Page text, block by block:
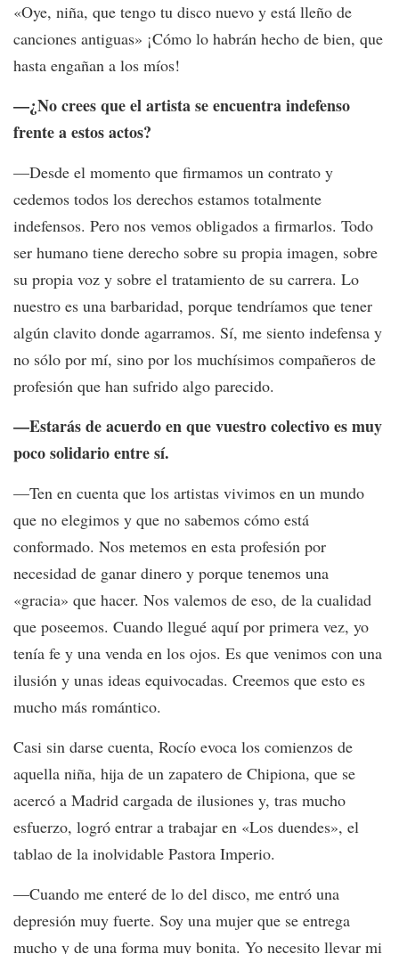
«Oye, niña, que tengo tu disco nuevo y está lleño de
canciones antiguas» ¡Cómo lo habrán hecho de bien, que
hasta engañan a los míos!
—¿No crees que el artista se encuentra indefenso
frente a estos actos?
—Desde el momento que firmamos un contrato y
cedemos todos los derechos estamos totalmente
indefensos. Pero nos vemos obligados a firmarlos. Todo
ser humano tiene derecho sobre su propia imagen, sobre
su propia voz y sobre el tratamiento de su carrera. Lo
nuestro es una barbaridad, porque tendríamos que tener
algún clavito donde agarramos. Sí, me siento indefensa y
no sólo por mí, sino por los muchísimos compañeros de
profesión que han sufrido algo parecido.
—Estarás de acuerdo en que vuestro colectivo es muy
poco solidario entre sí.
—Ten en cuenta que los artistas vivimos en un mundo
que no elegimos y que no sabemos cómo está
conformado. Nos metemos en esta profesión por
necesidad de ganar dinero y porque tenemos una
«gracia» que hacer. Nos valemos de eso, de la cualidad
que poseemos. Cuando llegué aquí por primera vez, yo
tenía fe y una venda en los ojos. Es que venimos con una
ilusión y unas ideas equivocadas. Creemos que esto es
mucho más romántico.
Casi sin darse cuenta, Rocío evoca los comienzos de
aquella niña, hija de un zapatero de Chipiona, que se
acercó a Madrid cargada de ilusiones y, tras mucho
esfuerzo, logró entrar a trabajar en «Los duendes», el
tablao de la inolvidable Pastora Imperio.
—Cuando me enteré de lo del disco, me entró una
depresión muy fuerte. Soy una mujer que se entrega
mucho y de una forma muy bonita. Yo necesito llevar mi